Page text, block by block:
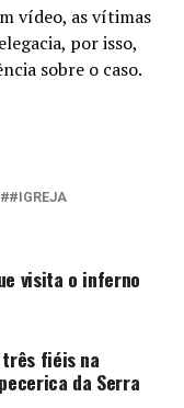
vídeo, as vítimas
por isso,
sobre o caso.
#IGREJA
visita o inferno
fiéis na
da Serra